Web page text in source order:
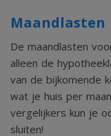
Maandlasten
De maandlasten
alleen de
van de bijkomende
wat je huis per
vergelijkers kun je
sluiten!